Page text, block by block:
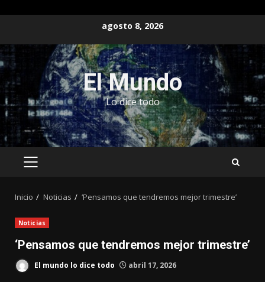
contenido
agosto 8, 2026
El Mundo
Lo dice todo
MENÚ
Inicio Noticias ‘Pensamos que tendremos mejor trimestre’
Noticias
‘Pensamos que tendremos mejor trimestre’
El mundo lo dice todo abril 17, 2026